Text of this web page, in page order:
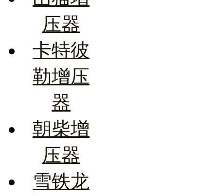
压器
卡特彼
勒增压
器
朝柴增
压器
雪铁龙